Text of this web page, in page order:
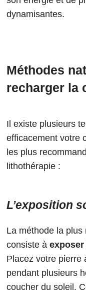
dynamisantes.
Méthodes
recharger la
Il existe plusieurs
efficacement votre
les plus
lithothérapie :
L’exposition
La méthode la
consiste à exposer
Placez votre pierre
pendant plusieurs
coucher du soleil.